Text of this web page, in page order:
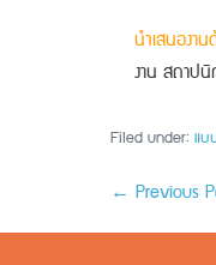
นำเสนองา
งาน สถาป
Filed under: แบ
← Previous